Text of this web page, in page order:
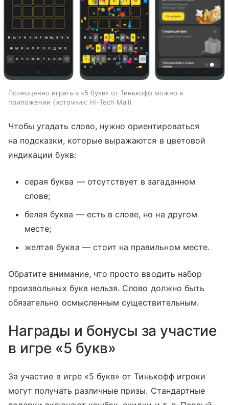
Полноценно играть в «5 букв» от Тинькофф можно в
приложении
источник: Hi-Tech Mail
Чтобы угадать слово, нужно ориентироваться
на подсказки, которые выражаются в цветовой
индикации букв:
серая буква — отсутствует в загаданном
слове;
белая буква — есть в слове, но на другом
месте;
желтая буква — стоит на правильном месте.
Обратите внимание, что просто вводить набор
произвольных букв нельзя. Слово должно быть
обязательно осмысленным существительным.
Награды и бонусы за участие
в игре «5 букв»
За участие в игре «5 букв» от Тинькофф игроки
могут получать различные призы. Стандартные